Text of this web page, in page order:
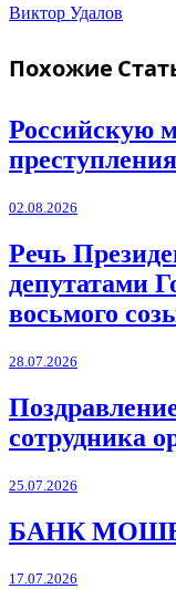
Виктор Удалов
Похожие
Российскую
02.08.2026
Речь
депутатами
восьмого
28.07.2026
сотрудника
25.07.2026
БАНК
17.07.2026